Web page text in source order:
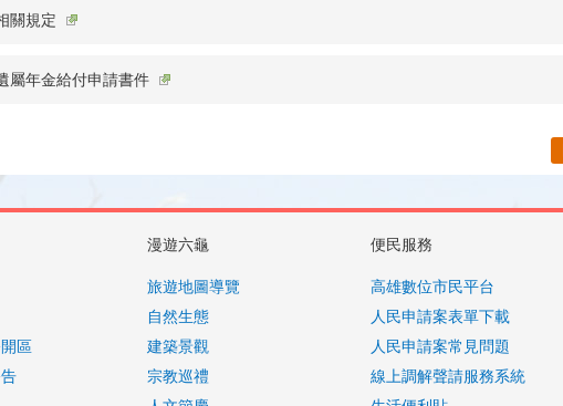
關規定
屬年金給付申請書件
區
漫遊六龜
旅遊地圖導覽
自然生態
建築景觀
宗教巡禮
便民服務
高雄數位市民平台
人民申請案表單下載
人民申請案常見問題
線上調解聲請服務系統